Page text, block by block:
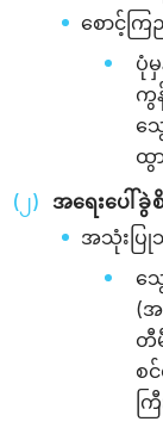
စောင့်က
ပုံ
ကွ
သွ
ထွ
အရေးပေါ်ခွဲ
အသုံးပြု
သွ
(အ
တီ
စ
က